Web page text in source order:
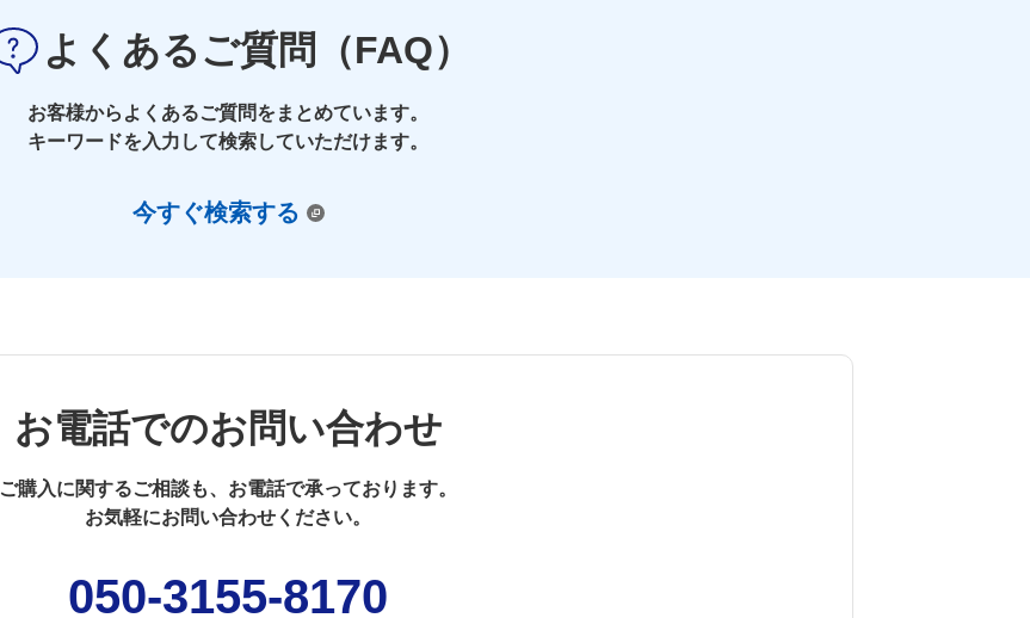
よくあるご質問（FAQ）
お客様からよくあるご質問をまとめています。
キーワードを入力して検索していただけます。
今すぐ検索する
お電話でのお問い合わせ
ご購入に関するご相談も、 お電話で承っております。
お気軽にお問い合わせください。
050-3155-8170